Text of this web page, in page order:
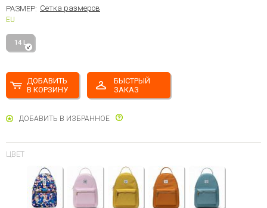
РАЗМЕР: Сетка размеров
EU
14 L
ДОБАВИТЬ
В КОРЗИНУ
БЫСТРЫЙ
ЗАКАЗ
ДОБАВИТЬ В ИЗБРАННОЕ
ЦВЕТ